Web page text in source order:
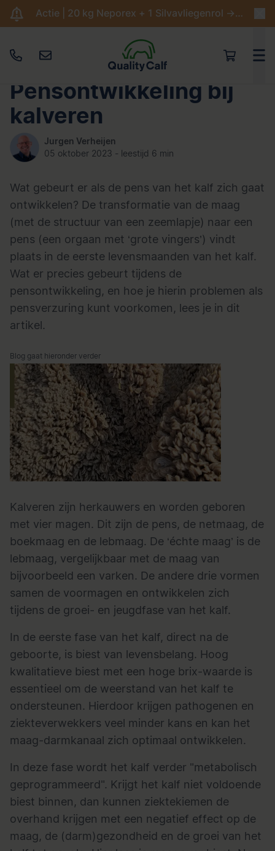
Actie | 20 kg Neporex + 1 Silvavliegenrol -> €204,95
Pensontwikkeling bij
kalveren
Jurgen Verheijen
05 oktober 2023 - leestijd 6 min
Wat gebeurt er als de pens van het kalf zich gaat
ontwikkelen? De transformatie van de maag
(met de structuur van een zeemlapje) naar een
pens (een orgaan met ‘grote vingers’) vindt
plaats in de eerste levensmaanden van het kalf.
Wat er precies gebeurt tijdens de
pensontwikkeling, en hoe je hierin problemen als
pensverzuring kunt voorkomen, lees je in dit
artikel.
Blog gaat hieronder verder
Kalveren zijn herkauwers en worden geboren
met vier magen. Dit zijn de pens, de netmaag, de
boekmaag en de lebmaag. De ‘échte maag’ is de
lebmaag, vergelijkbaar met de maag van
bijvoorbeeld een varken. De andere drie vormen
samen de voormagen en ontwikkelen zich
tijdens de groei- en jeugdfase van het kalf.
In de eerste fase van het kalf, direct na de
geboorte, is biest van levensbelang. Hoog
kwalitatieve biest met een hoge brix-waarde is
essentieel om de weerstand van het kalf te
ondersteunen. Hierdoor krijgen pathogenen en
ziekteverwekkers veel minder kans en kan het
maag-darmkanaal zich optimaal ontwikkelen.
In deze fase wordt het kalf verder "metabolisch
geprogrammeerd". Krijgt het kalf niet voldoende
biest binnen, dan kunnen ziektekiemen de
overhand krijgen met een negatief effect op de
maag, de (darm)gezondheid en de groei van het